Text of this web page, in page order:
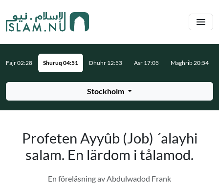
Stockholm
Fajr 02:28 Shuruq 04:51 Dhuhr 12:53 Asr 17:05 Maghrib 20:54
Profeten Ayyûb (Job) ´alayhi
salam. En lärdom i tålamod.
En föreläsning av Abdulwadod Frank